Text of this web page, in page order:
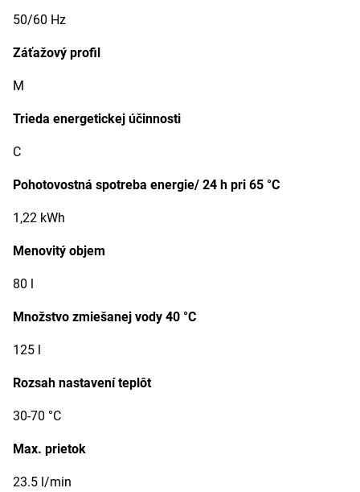
50/60 Hz
Záťažový profil
M
Trieda energetickej účinnosti
C
Pohotovostná spotreba energie/ 24 h pri 65 °C
1,22 kWh
Menovitý objem
80 l
Množstvo zmiešanej vody 40 °C
125 l
Rozsah nastavení teplôt
30-70 °C
Max. prietok
23.5 l/min